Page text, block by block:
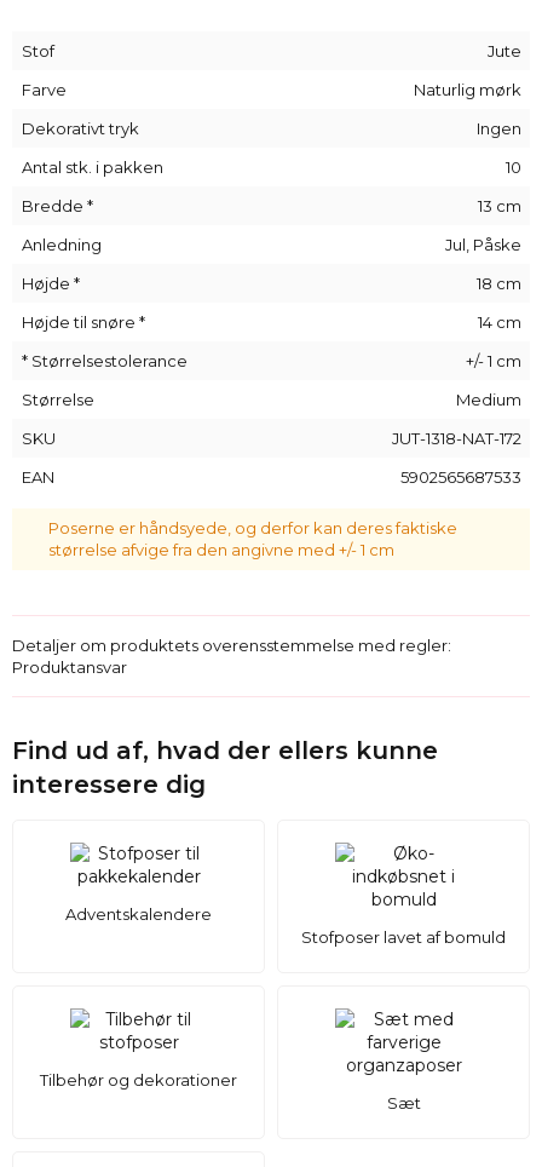
den.
Jutesækkene
i vores sortiment byder på en bred vifte af
mange forskellige farver. Et så bredt udvalg er en garanti for
tilfredshed og sikrer, at der er noget for enhver smag.
Stof
Jute
Farve
Naturlig mørk
Dekorativt tryk
Ingen
Antal stk. i pakken
10
Bredde *
13 cm
Anledning
Jul, Påske
Højde *
18 cm
Højde til snøre *
14 cm
* Størrelsestolerance
+/- 1 cm
Størrelse
Medium
SKU
JUT-1318-NAT-172
EAN
5902565687533
Poserne er håndsyede, og derfor kan deres faktiske
størrelse afvige fra den angivne med +/- 1 cm
Detaljer om produktets overensstemmelse med regler:
Produktansvar
Find ud af, hvad der ellers kunne
interessere dig
Adventskalendere
Stofposer lavet af bomuld
Tilbehør og dekorationer
Sæt